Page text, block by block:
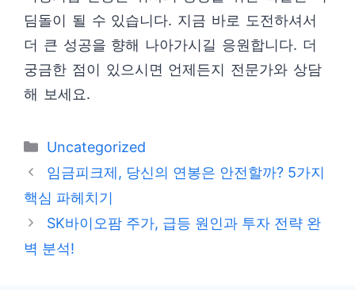
딤돌이 될 수 있습니다. 지금 바로 도전하셔서
더 큰 성공을 향해 나아가시길 응원합니다. 더
궁금한 점이 있으시면 언제든지 전문가와 상담
해 보세요.
카
테
리
Uncategorized
임금피크제, 당신의 연봉은 안전할까? 5가지
핵심 파헤치기
SK바이오팜 주가, 급등 원인과 투자 전략 완
벽 분석!